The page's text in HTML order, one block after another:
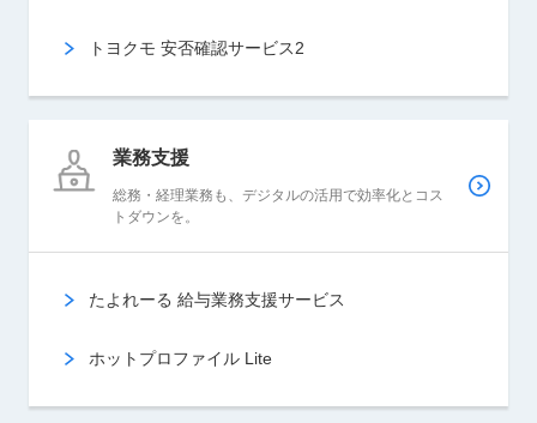
トヨクモ 安否確認サービス2
業務支援
総務・経理業務も、デジタルの活用で効率化とコス
トダウンを。
たよれーる 給与業務支援サービス
ホットプロファイル Lite